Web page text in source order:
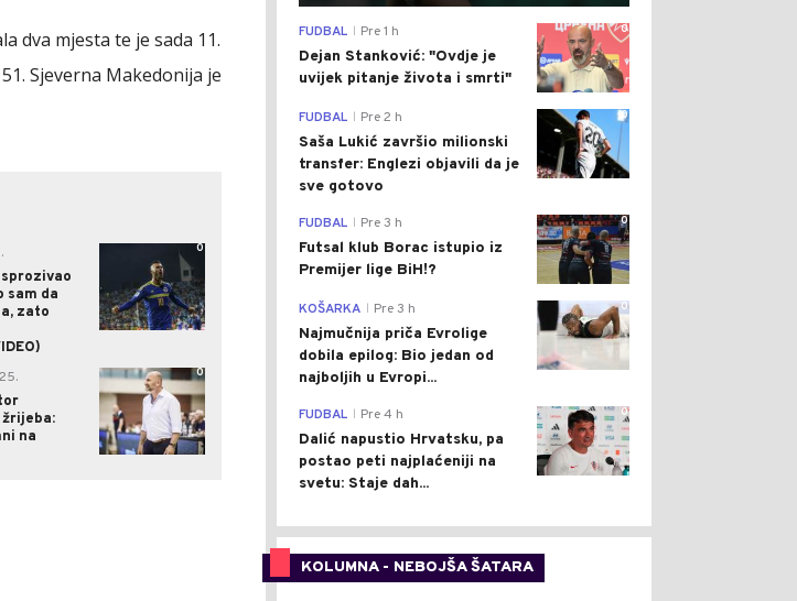
dva mjesta te je sada 11.
Sjeverna Makedonija je
sam da
zato
0
na
0
0
FUDBAL Pre 1 h
Dejan Stanković: "Ovdje je
uvijek pitanje života i smrti"
0
FUDBAL Pre 2 h
Saša Lukić završio milionski
transfer: Englezi objavili da je
sve gotovo
0
FUDBAL Pre 3 h
Futsal klub Borac istupio iz
Premijer lige BiH!?
0
KOŠARKA Pre 3 h
Najmučnija priča Evrolige
dobila epilog: Bio jedan od
najboljih u Evropi...
0
FUDBAL Pre 4 h
Dalić napustio Hrvatsku, pa
postao peti najplaćeniji na
svetu: Staje dah...
KOLUMNA - NEBOJŠA ŠATARA